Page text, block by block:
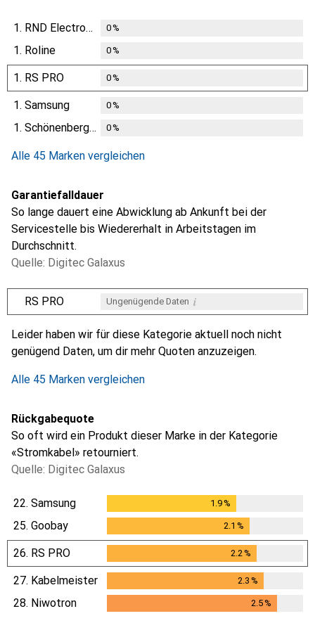
1. RND Electronics 0%
1. Roline 0%
1. RS PRO 0%
1. Samsung 0%
1. Schönenberger 0%
Alle 45 Marken vergleichen
Garantiefalldauer
So lange dauert eine Abwicklung ab Ankunft bei der
Servicestelle bis Wiedererhalt in Arbeitstagen im
Durchschnitt.
Quelle: Digitec Galaxus
RS PRO Ungenügende Daten i
Leider haben wir für diese Kategorie aktuell noch nicht
genügend Daten, um dir mehr Quoten anzuzeigen.
Alle 45 Marken vergleichen
Rückgabequote
So oft wird ein Produkt dieser Marke in der Kategorie
«Stromkabel» retourniert.
Quelle: Digitec Galaxus
22. Samsung 1.9%
25. Goobay 2.1 %
26. RS PRO 2.2 %
27. Kabelmeister 2.3 %
28. Niwotron 2.5%